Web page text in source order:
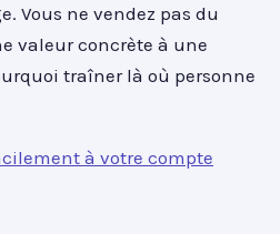
Vous ne vendez pas du
valeur concrète à une
traîner là où personne
à votre compte